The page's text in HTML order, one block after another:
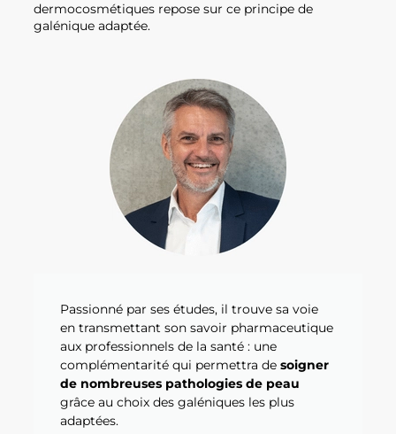
dermocosmétiques repose sur ce principe de
galénique adaptée.
Passionné par ses études, il trouve sa voie
en transmettant son savoir pharmaceutique
aux professionnels de la santé : une
complémentarité qui permettra de soigner
de nombreuses pathologies de peau
grâce au choix des galéniques les plus
adaptées.